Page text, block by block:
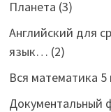
Планета (3)
Английский для
язык… (2)
Вся математика 5
Документальный